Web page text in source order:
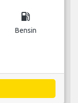
local_gas_station
Bensin